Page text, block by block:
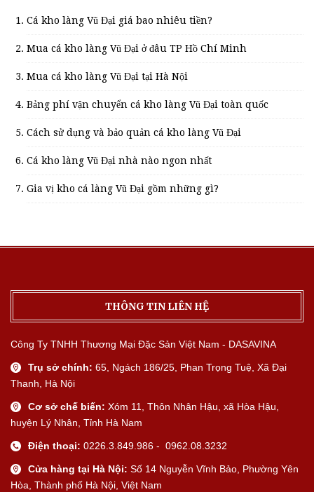
Cá kho làng Vũ Đại giá bao nhiêu tiền?
Mua cá kho làng Vũ Đại ở đâu TP Hồ Chí Minh
Mua cá kho làng Vũ Đại tại Hà Nội
Bảng phí vận chuyển cá kho làng Vũ Đại toàn quốc
Cách sử dụng và bảo quản cá kho làng Vũ Đại
Cá kho làng Vũ Đại nhà nào ngon nhất
Gia vị kho cá làng Vũ Đại gồm những gì?
THÔNG TIN LIÊN HỆ
Công Ty TNHH Thương Mại Đặc Sản Việt Nam - DASAVINA
Trụ sở chính: 65, Ngách 186/25, Phan Trọng Tuệ, Xã Đại
Thanh, Hà Nội
Cơ sở chế biến: Xóm 11, Thôn Nhân Hậu, xã Hòa Hậu,
huyện Lý Nhân, Tỉnh Hà Nam
Điện thoại: 0226.3.849.986 - 0962.08.3232
Cửa hàng tại Hà Nội: Số 14 Nguyễn Vĩnh Bảo, Phường Yên
Hòa, Thành phố Hà Nội, Việt Nam